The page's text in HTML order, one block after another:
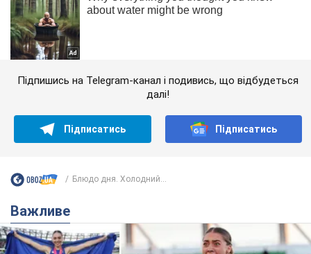
Підпишись на Telegram-канал і подивись, що відбудеться
далі!
Підписатись Підписатись
Блюдо дня. Холодний...
Важливе